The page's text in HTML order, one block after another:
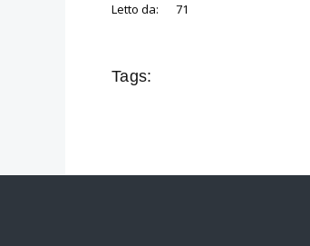
Letto da: 71
Tags: